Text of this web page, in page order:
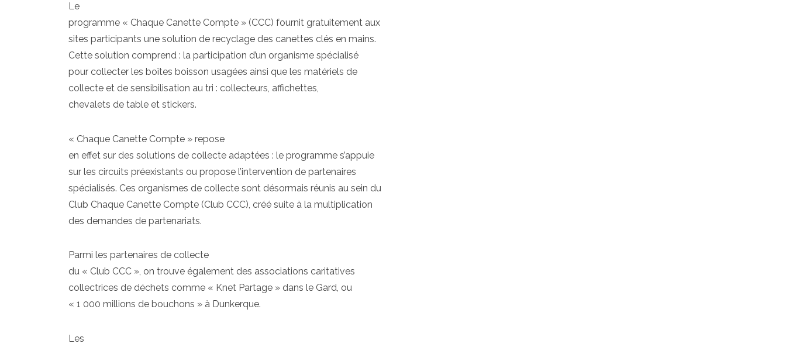
Le
programme « Chaque Canette Compte » (CCC) fournit gratuitement aux
sites participants une solution de recyclage des canettes clés en mains.
Cette solution comprend : la participation d’un organisme spécialisé
pour collecter les boîtes boisson usagées ainsi que les matériels de
collecte et de sensibilisation au tri : collecteurs, affichettes,
chevalets de table et stickers.
« Chaque Canette Compte » repose
en effet sur des solutions de collecte adaptées : le programme s’appuie
sur les circuits préexistants ou propose l’intervention de partenaires
spécialisés. Ces organismes de collecte sont désormais réunis au sein du
Club Chaque Canette Compte (Club CCC), créé suite à la multiplication
des demandes de partenariats.
Parmi les partenaires de collecte
du « Club CCC », on trouve également des associations caritatives
collectrices de déchets comme « Knet Partage » dans le Gard, ou
« 1 000 millions de bouchons » à Dunkerque.
Les